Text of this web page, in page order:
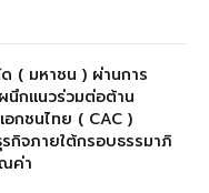
( มหาชน ) ผ่านการ
นึกแนวร่วมต่อต้าน
กชนไทย ( CAC )
กิจภายใต้กรอบธรรมาภิ
ค่า